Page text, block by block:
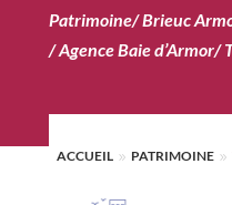
Patrimoine/Brieuc
/Agence Baie d’Armor/
ACCUEIL 9 PATRIMOINE 9